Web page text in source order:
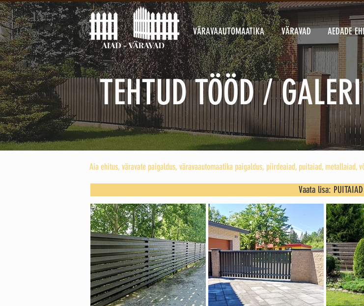
VÄRAVAAUTOMAATIKA VÄRAVAD AEDADE
TEHTUD TÖÖD /
Aia ehitus, väravate paigaldus, väravaautomaatika paigaldus, piirdeaiad, puitaiad, metallaiad,
Vaata lisa: PUITAIAD